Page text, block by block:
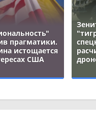
прагматики.
истощается
США